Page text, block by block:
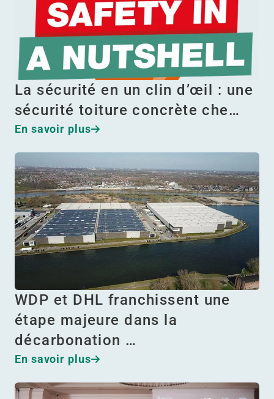
La sécurité en un clin d’œil : une
sécurité toiture concrète che…
En savoir plus
WDP et DHL franchissent une
étape majeure dans la
décarbonation …
En savoir plus